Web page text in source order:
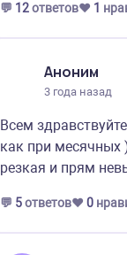
💬 12ответов❤️ 1
Аноним
3 года назад
Всем
как при месячных
резкая и прям
💬 5ответов❤️ 0